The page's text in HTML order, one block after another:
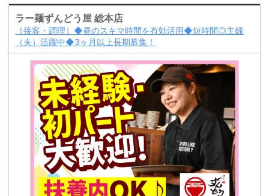
ラー麺ずんどう屋 総本店
［接客・調理］◆昼のスキマ時間を有効活用◆短時間◎主婦
（夫）活躍中◆3ヶ月以上長期募集！